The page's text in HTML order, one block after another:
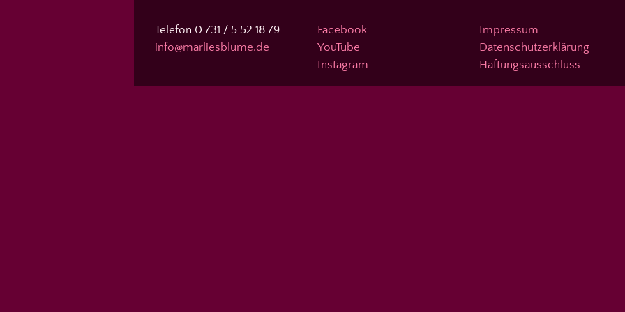
Telefon 0 731 / 5 52 18 79
info@marliesblume.de
Facebook
YouTube
Instagram
Impressum
Datenschutzerklärung
Haftungsausschluss